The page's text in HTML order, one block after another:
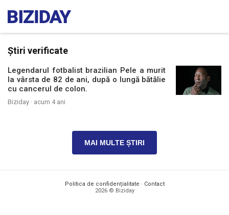
Știri verificate
Legendarul fotbalist brazilian Pele a murit
la vârsta de 82 de ani, după o lungă bătălie
cu cancerul de colon.
Biziday · acum 4 ani
MAI MULTE ȘTIRI
Politica de confidențialitate · Contact
2026 © Biziday